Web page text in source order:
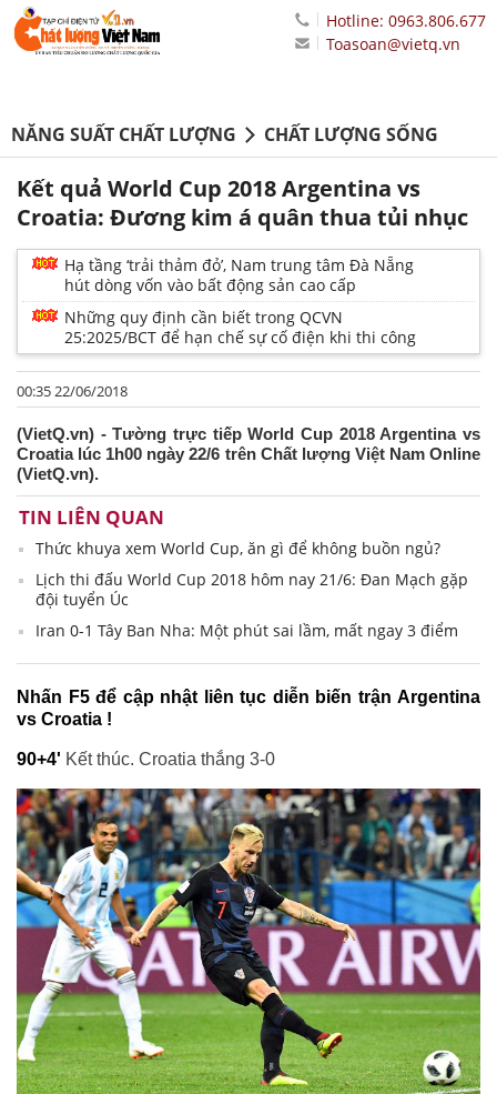
Hotline: 0963.806.677
Toasoan@vietq.vn
NĂNG SUẤT CHẤT LƯỢNG CHẤT LƯỢNG SỐNG
Kết quả World Cup 2018 Argentina vs
Croatia: Đương kim á quân thua tủi nhục
Hạ tầng ‘trải thảm đỏ’, Nam trung tâm Đà Nẵng
hút dòng vốn vào bất động sản cao cấp
Những quy định cần biết trong QCVN
25:2025/BCT để hạn chế sự cố điện khi thi công
00:35 22/06/2018
(VietQ.vn) - Tường trực tiếp World Cup 2018 Argentina vs
Croatia lúc 1h00 ngày 22/6 trên Chất lượng Việt Nam Online
(VietQ.vn).
TIN LIÊN QUAN
Thức khuya xem World Cup, ăn gì để không buồn ngủ?
Lịch thi đấu World Cup 2018 hôm nay 21/6: Đan Mạch gặp
đội tuyển Úc
Iran 0-1 Tây Ban Nha: Một phút sai lầm, mất ngay 3 điểm
Nhấn F5 để cập nhật liên tục diễn biến trận Argentina
vs Croatia !
90+4' Kết thúc. Croatia thắng 3-0